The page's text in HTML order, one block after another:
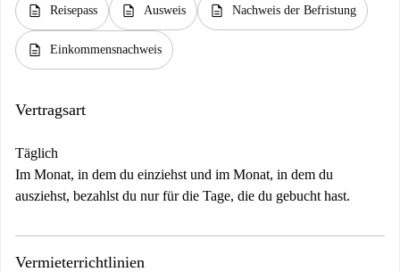
description Reisepass description Ausweis description Nachweis der Befristung
description Einkommensnachweis
Vertragsart
Täglich
Im Monat, in dem du einziehst und im Monat, in dem du
ausziehst, bezahlst du nur für die Tage, die du gebucht hast.
Vermieterrichtlinien